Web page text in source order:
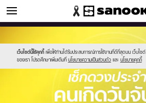
ดูดวง
เว็บไซต์นี้ใช้คุกกี้ เพื่อให้ท่านได้รับประสบการณ์การใช้งานที่ดีที่สุดบน เว็บไซต์
ของเรา โปรดศึกษาเพิ่มเติมที่ นโยบายความเป็นส่วนตัว และ นโยบายคุกกี้
//s.isanook.com/sr/0/images/logo-
new-
sanook.png
//s.isanook.com/ho/0/ud/fxd/day/monday.jpg